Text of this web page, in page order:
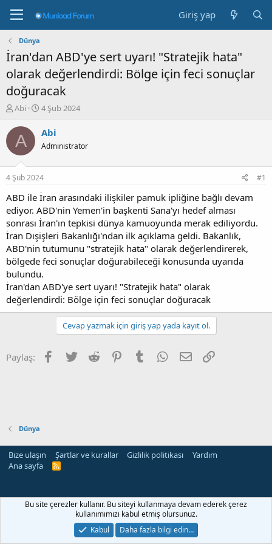
Giriş yap
Dünya
İran'dan ABD'ye sert uyarı! "Stratejik hata"
olarak değerlendirdi: Bölge için feci sonuçlar
doğuracak
K
n
b
u
u
b
a
ş
l
a
t
a
n
Abi
B
ş
a
g
ı
ç
t
a
r
i
h
4 Şub 2024
A Abi
Administrator
4 Şub 2024 #1
ABD ile İran arasındaki ilişkiler pamuk ipliğine bağlı devam
ediyor. ABD'nin Yemen'in başkenti Sana'yı hedef alması
sonrası İran'ın tepkisi dünya kamuoyunda merak ediliyordu.
İran Dışişleri Bakanlığı'ndan ilk açıklama geldi. Bakanlık,
ABD'nin tutumunu "stratejik hata" olarak değerlendirerek,
bölgede feci sonuçlar doğurabileceği konusunda uyarıda
bulundu.
İran'dan ABD'ye sert uyarı! "Stratejik hata" olarak
değerlendirdi: Bölge için feci sonuçlar doğuracak
Cevap yazmak için giriş yap yada kayıt ol.
Paylaş: Facebook
Twitter Reddit PinterestTumblr WhatsApp
E-posta
Dünya
Bize ulaşın Şartlar ve kurallar Gizlilik politikası
Yardım
Ana sayfa
R
Bu site çerezler kullanır. Bu siteyi kullanmaya devam ederek çerez
kullanımımızı kabul etmiş olursunuz.
Kabul
Daha fazla bilgi edin…